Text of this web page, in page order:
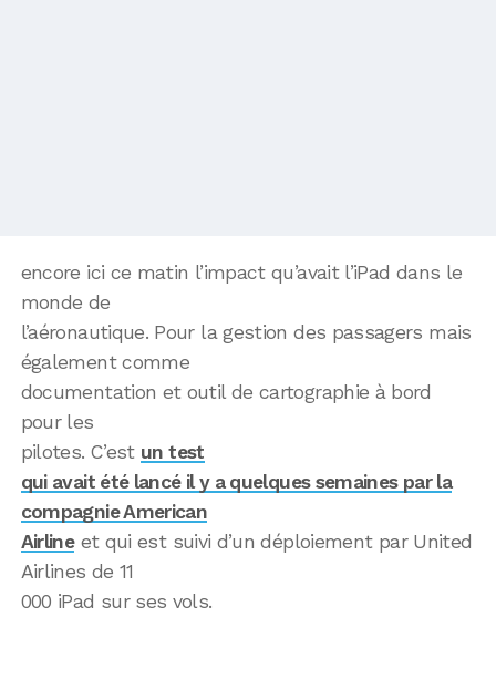
encore ici ce matin l’impact qu’avait l’iPad dans le
monde de
l’aéronautique. Pour la gestion des passagers mais
également comme
documentation et outil de cartographie à bord
pour les
pilotes. C’est un test
qui avait été lancé il y a quelques semaines par la
compagnie American
Airlineet qui est suivi d’un déploiement par United
Airlines de 11
000 iPad sur ses vols.